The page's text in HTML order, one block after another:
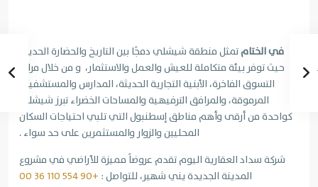
في الختامتمثل منطقة شيشلي دمجًا بين التاريخ والحضارة الحديثة
حيث توفر بيئة متكاملة للعيش والعمل والاستثمار، و من خلال مراكز
التسوق الفاخرة، الأبنية التجارية الحديثة، المدارس والمستشفيات
المرموقة، والمرافق الترفيهية والمساحات الخضراء تبرز شيشلي
كواحدة من أرقى وأهم مناطق إسطنبول التي تلبي احتياجات السكان
المحليين والزوار والمستثمرين على حد سواء .
شركة سداد العقارية اليوم تقدم عروضاً مميزة للأراضي في مشروع
المدينة الجديدة يني شهير، للتواصل : +90 554 110 36 00